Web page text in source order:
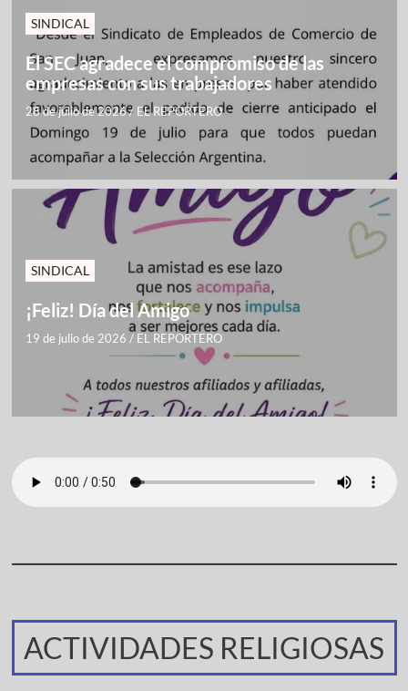
SINDICAL
El SEC agradece el compromiso de las
empresas con sus trabajadores
28 de julio de 2026/ EL REPORTERO
SINDICAL
¡Feliz! Día del Amigo
19 de julio de 2026 / EL REPORTERO
ACTIVIDADES RELIGIOSAS